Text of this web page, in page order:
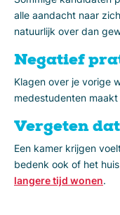
alle aandacht naar
natuurlijk over dan
Negatief
Klagen over je vorige
medestudenten
Vergeten
Een kamer krijgen
bedenk ook of het
langere tijd wonen.